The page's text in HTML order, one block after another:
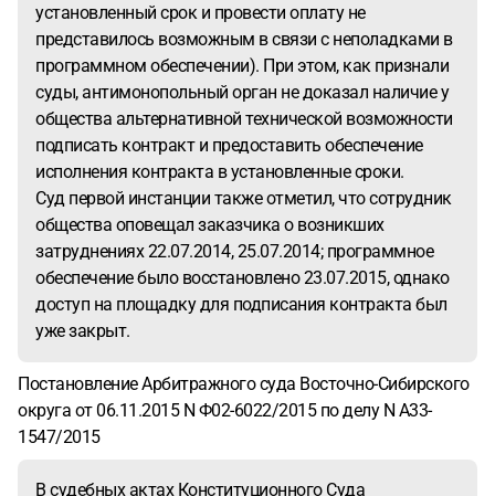
установленный срок и провести оплату не
представилось возможным в связи с неполадками в
программном обеспечении). При этом, как признали
суды, антимонопольный орган не доказал наличие у
общества альтернативной технической возможности
подписать контракт и предоставить обеспечение
исполнения контракта в установленные сроки.
Суд первой инстанции также отметил, что сотрудник
общества оповещал заказчика о возникших
затруднениях 22.07.2014, 25.07.2014; программное
обеспечение было восстановлено 23.07.2015, однако
доступ на площадку для подписания контракта был
уже закрыт.
Постановление Арбитражного суда Восточно-Сибирского
округа от 06.11.2015 N Ф02-6022/2015 по делу N А33-
1547/2015
В судебных актах Конституционного Суда